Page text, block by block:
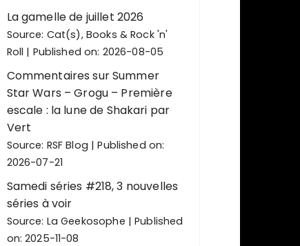
La gamelle de juillet 2026
Source: Cat(s), Books & Rock 'n'
Roll
Published on: 2026-08-05
Commentaires sur Summer
Star Wars – Grogu – Première
escale : la lune de Shakari par
Vert
Source: RSF Blog
Published on:
2026-07-21
Samedi séries #218, 3 nouvelles
séries à voir
Source: La Geekosophe
Published
on: 2025-11-08